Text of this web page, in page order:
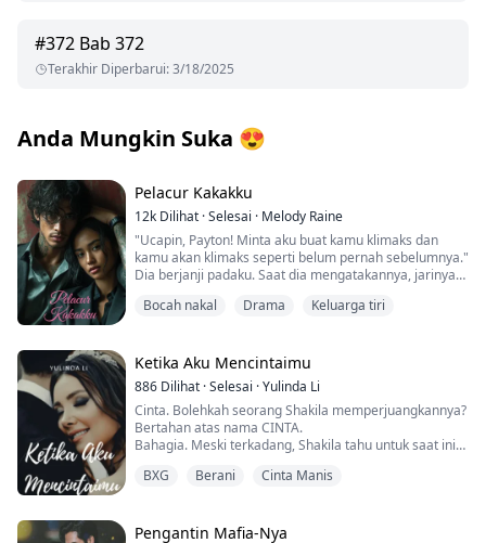
#372 Bab 372
Terakhir Diperbarui:3/18/2025
Anda Mungkin Suka 😍
Pelacur Kakakku
12k Dilihat ·Selesai · Melody Raine
"Ucapin, Payton! Minta aku buat kamu klimaks dan
kamu akan klimaks seperti belum pernah sebelumnya."
Dia berjanji padaku. Saat dia mengatakannya, jarinya
"Tolong, Jake. Sekarang. Buat aku klimaks." Aku
Dia hanya ingin keluar dari rumah ibu dan ayah tirinya
dan menjalani hidupnya sendiri. Yang tidak dia duga
adalah saudara tiri yang sudah lama hilang tiba-tiba
muncul dalam hidup mereka dan menjadi teman
sekamarnya. Memang benar dia adalah mantan
Marinir dengan perut berotot, tapi dia juga seorang
mekanik motor yang suka bicara kotor padanya. Kata-
katanya membuat Payton bergetar dalam antisipasi,
Bocah nakal Drama Keluarga tiri
Ketika Aku Mencintaimu
886 Dilihat ·Selesai ·Yulinda Li
Cinta. Bolehkah seorang Shakila memperjuangkannya?
Bertahan atas nama CINTA.
Bahagia. Meski terkadang, Shakila tahu untuk saat ini
seseorang memiliki sebuah alasan ketika ia
BXG Berani Cinta Manis
Pengantin Mafia-Nya